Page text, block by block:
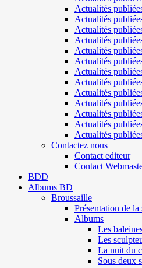
Actualités
Actualités
Actualités
Actualités
Actualités
Actualités
Actualités
Actualités
Actualités
Actualités
Actualités
Actualités
Actualités
Contactez nous
Contact editeur
Contact
BDD
Albums BD
Broussaille
Présentation de
Albums
Les
Les
La nuit du
Sous deux